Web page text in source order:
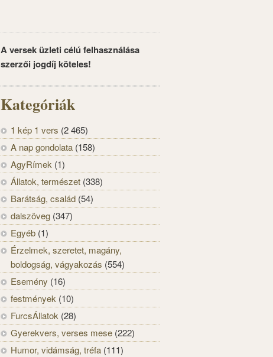
A versek üzleti célú felhasználása
szerzői jogdíj köteles!
Kategóriák
1 kép 1 vers (2 465)
A nap gondolata (158)
AgyRímek (1)
Állatok, természet (338)
Barátság, család (54)
dalszöveg (347)
Egyéb (1)
Érzelmek, szeretet, magány,
boldogság, vágyakozás (554)
Esemény (16)
festmények (10)
FurcsÁllatok (28)
Gyerekvers, verses mese (222)
Humor, vidámság, tréfa (111)